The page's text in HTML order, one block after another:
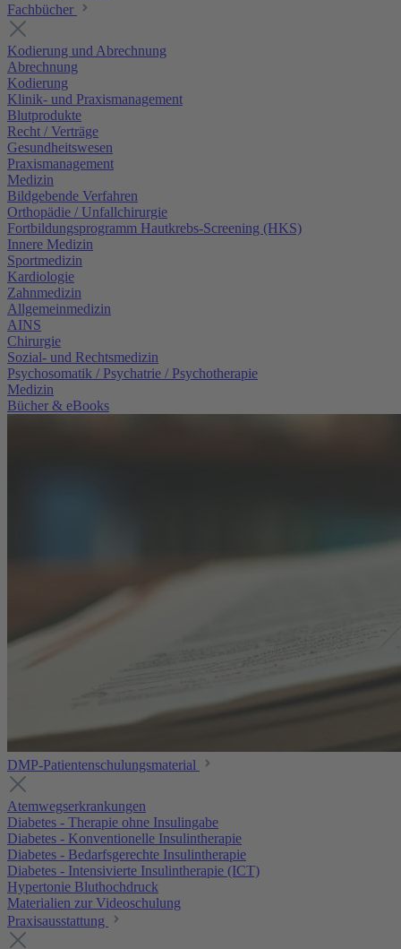
Fachbücher
Kodierung und Abrechnung
Abrechnung
Kodierung
Klinik- und Praxismanagement
Blutprodukte
Recht / Verträge
Gesundheitswesen
Praxismanagement
Medizin
Bildgebende Verfahren
Orthopädie / Unfallchirurgie
Fortbildungsprogramm Hautkrebs-Screening (HKS)
Innere Medizin
Sportmedizin
Kardiologie
Zahnmedizin
Allgemeinmedizin
AINS
Chirurgie
Sozial- und Rechtsmedizin
Psychosomatik / Psychatrie / Psychotherapie
Medizin
Bücher & eBooks
DMP-Patientenschulungsmaterial
Atemwegserkrankungen
Diabetes - Therapie ohne Insulingabe
Diabetes - Konventionelle Insulintherapie
Diabetes - Bedarfsgerechte Insulintherapie
Diabetes - Intensivierte Insulintherapie (ICT)
Hypertonie Bluthochdruck
Materialien zur Videoschulung
Praxisausstattung